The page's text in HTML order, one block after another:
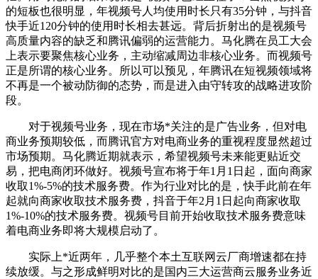
的短板也很明显，年视频号人均使用时长只有35分钟，与抖音
快手近120分钟的使用时长相去甚远。背后折射出的是视频号
高质量内容的缺乏和腾讯偏弱的运营能力。马化腾在员工大会
上表示要聚焦核心业务，主动缩减周边非核心业务。而视频号
正是所谓的核心业务。所以可以预见，年腾讯在短视频领域将
不再是一个被动防御的态势，而是进入由守转攻的战略进攻阶
段。
对于视频号业务，现在市场*关注的是广告业务，但对电
商业务预期较低，而腾讯官方对电商业务的重视程度显然超过
市场预期。马化腾近期就表示，希望视频号未来能更贴近交
易，把电商闭环做好。视频号宣布将于年1月1日起，面向商家
收取1%-5%的技术服务费。作为行业对比的是，快手此前在年
起就向商家收取技术服务费，抖音于年2月1日起向商家收取
1%-10%的技术服务费。视频号目前开始收取技术服务费意味
着电商业务即将大规模启动了。
实际上*近两年，几乎整个本土互联网云厂商增速都在持
续放缓。与之形成鲜明对比的是国内三大运营商云服务业务近